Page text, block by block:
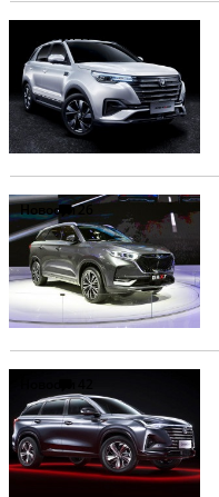
Новости17
Новости26